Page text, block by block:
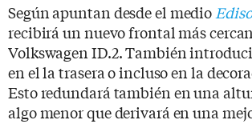
Según apuntan desde el medio
recibirá un nuevo frontal más
Volkswagen ID.2. También
en el la trasera o incluso en la
Esto redundará también en una
algo menor que derivará en una